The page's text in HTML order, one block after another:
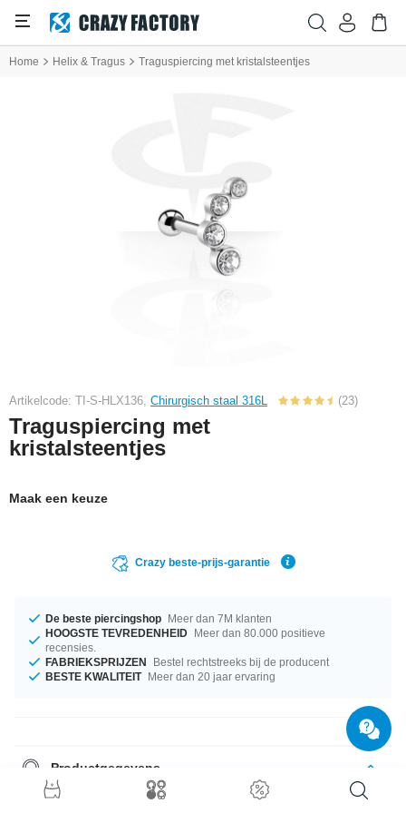
Home Helix & Tragus Traguspiercing met kristalsteentjes
Artikelcode: TI-S-HLX136, Chirurgisch staal 316L (23)
Traguspiercing met
kristalsteentjes
Maak een keuze
Crazy beste-prijs-garantie
De beste piercingshop Meer dan 7M klanten
HOOGSTE TEVREDENHEID Meer dan 80.000 positieve
recensies.
FABRIEKSPRIJZEN
Bestel rechtstreeks bij de producent
BESTE KWALITEIT Meer dan 20 jaar ervaring
Productgegevens
Altijd een echte blikvanger: onze helix-piercing met fonkelende steentjes.